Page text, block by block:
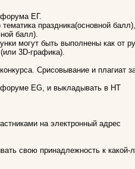
форума ЕГ.
праздника(основной
балл).
могут быть выполнены как от
3D-графика).
Срисовывание и плагиат
форуме EG, и выкладывать в НТ
на электронный адрес
свою принадлежность к какой-